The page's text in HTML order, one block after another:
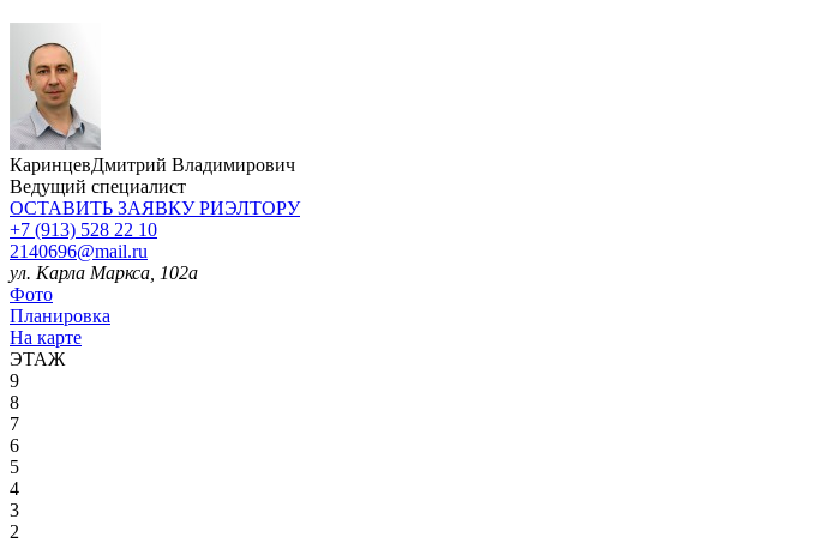
КаринцевДмитрий Владимирович
Ведущий специалист
ОСТАВИТЬ ЗАЯВКУРИЭЛТОРУ
+7 (913) 528 22 10
2140696@mail.ru
ул. Карла Маркса, 102а
Фото
Планировка
На карте
ЭТАЖ
9
8
7
6
5
4
3
2